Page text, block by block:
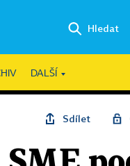
Hledat
DALŠÍ
Sdílet